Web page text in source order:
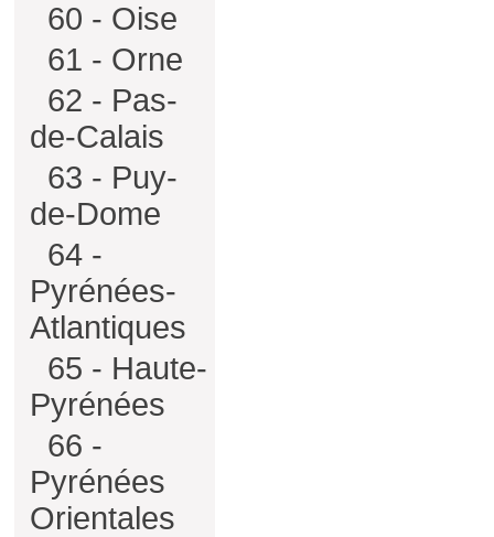
60 - Oise
61 - Orne
62 - Pas-
de-Calais
63 - Puy-
de-Dome
64 -
Pyrénées-
Atlantiques
65 - Haute-
Pyrénées
66 -
Pyrénées
Orientales